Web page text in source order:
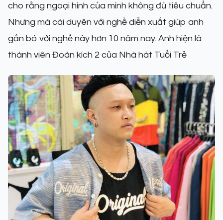
cho rằng ngoại hình của mình không đủ tiêu chuẩn.
Nhưng mà cái duyên với nghề diễn xuất giúp anh
gắn bó với nghề này hơn 10 năm nay. Anh hiện là
thành viên Đoàn kích 2 của Nhà hát Tuổi Trẻ